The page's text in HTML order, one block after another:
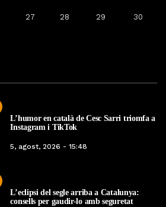
27 28 29 30
L’humor en català de Cesc Sarri triomfa a
Instagram i TikTok
5, agost, 2026 - 15:48
L’eclipsi del segle arriba a Catalunya:
consells per gaudir-lo amb seguretat